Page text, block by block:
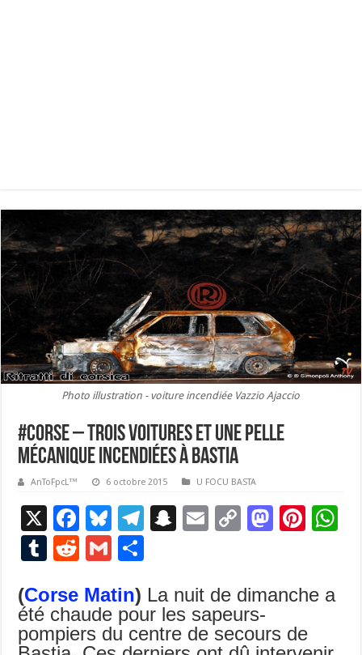
Photo illustration - voiture incendiée Vazzio Ajaccio
#Corse – Trois voitures et une pelle
mécanique incendiées à Bastia
AnToFpcL™ 6 octobre 2015 U FOCU BASTA
X
F
ac
e
b
o
o
Bl
u
es
ky
T
gr
a
m
S
p
c
h
E
l
C
y
Li
n
M
d
o
n
Pi
es
T
m
bl
R
d
di
G
ai
l
ta
g
(Corse Matin) La nuit de dimanche a
été chaude pour les sapeurs-
pompiers du centre de secours de